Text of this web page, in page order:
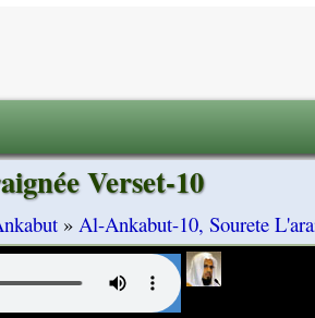
Verset-10
» Al-Ankabut-10, Sourete